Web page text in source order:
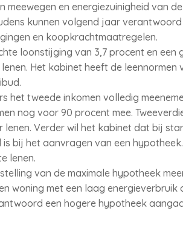
en energiezuinigheid van
kunnen volgend jaar verantwoord
en koopkrachtmaatregelen.
loonstijging van 3,7 procent en een
Het kabinet heeft de leennormen
het tweede inkomen volledig
nog voor 90 procent mee.
lenen. Verder wil het kabinet dat bij
bij het aanvragen van een
lenen.
van de maximale hypotheek
woning met een laag energieverbruik
een hogere hypotheek